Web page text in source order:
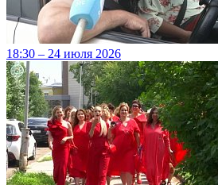
18:30 – 24 июля 2026